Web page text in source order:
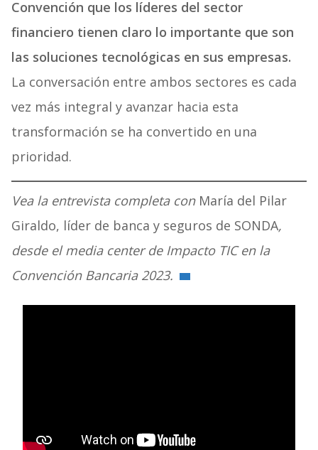
Convención que los líderes del sector
financiero tienen claro lo importante que son
las soluciones tecnológicas en sus empresas.
La conversación entre ambos sectores es cada
vez más integral y avanzar hacia esta
transformación se ha convertido en una
prioridad.
Vea la entrevista completa con María del Pilar
Giraldo, líder de banca y seguros de SONDA,
desde el media center de Impacto TIC en la
Convención Bancaria 2023.